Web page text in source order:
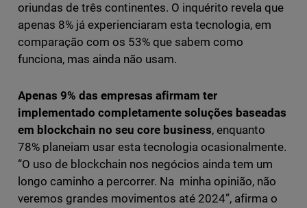
oriundas de três continentes. O inquérito revela que
apenas 8% já experienciaram esta tecnologia, em
comparação com os 53% que sabem como
funciona, mas ainda não usam.
Apenas 9% das empresas afirmam ter
implementado completamente soluções baseadas
em blockchain no seu core business, enquanto
78% planeiam usar esta tecnologia ocasionalmente.
“O uso de blockchain nos negócios ainda tem um
longo caminho a percorrer. Na minha opinião, não
veremos grandes movimentos até 2024”, afirma o